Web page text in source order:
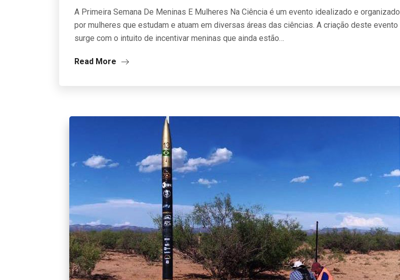
A Primeira Semana De Meninas E Mulheres Na Ciência é um evento idealizado e organizado
por mulheres que estudam e atuam em diversas áreas das ciências. A criação deste evento
surge com o intuito de incentivar meninas que ainda estão…
Read More